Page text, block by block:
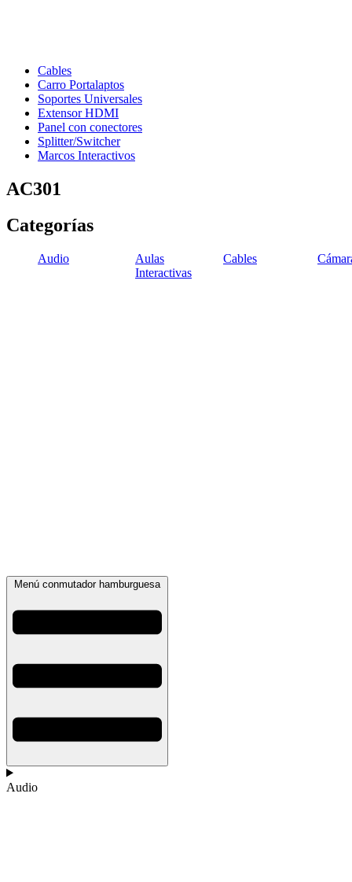
Cables
Carro Portalaptos
Soportes Universales
Extensor HDMI
Panel con conectores
Splitter/Switcher
Marcos Interactivos
AC301
Categorías
Audio
Aulas
Interactivas
Cables
Menú conmutador hamburguesa
Audio